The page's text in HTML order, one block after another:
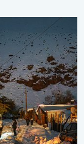
в Андах. . .